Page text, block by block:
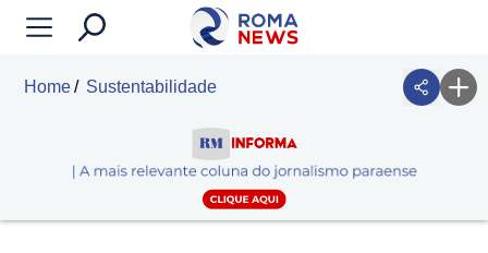
Home Sustentabilidade